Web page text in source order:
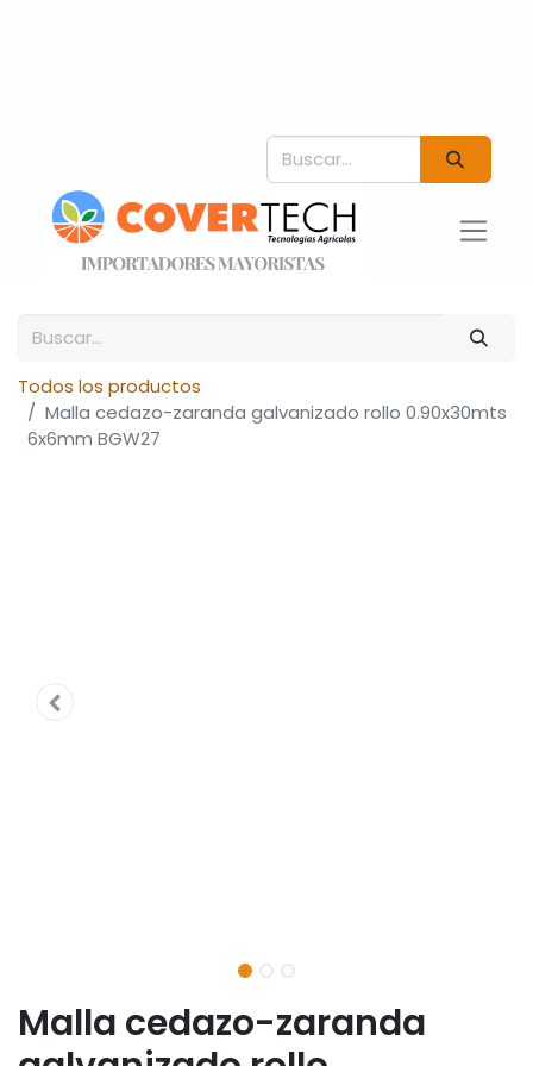
Todos los productos
Malla cedazo-zaranda galvanizado rollo 0.90x30mts
6x6mm BGW27
Malla cedazo-zaranda